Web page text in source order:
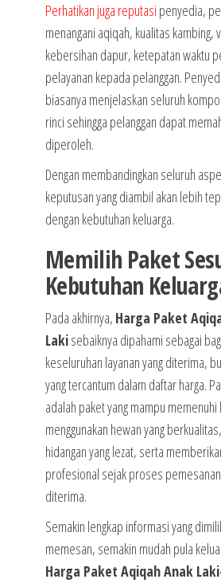
Perhatikan juga reputasi penyedia,
menangani aqiqah, kualitas kambing,
kebersihan dapur, ketepatan waktu
pelayanan kepada pelanggan.
biasanya menjelaskan seluruh
rinci sehingga pelanggan dapat
diperoleh.
Dengan membandingkan seluruh
keputusan yang diambil akan lebih
dengan kebutuhan keluarga.
Memilih Paket
Kebutuhan
Pada akhirnya, Harga Paket
Lakisebaiknya dipahami sebagai
keseluruhan layanan yang diterima,
yang tercantum dalam daftar harga.
adalah paket yang mampu
menggunakan hewan yang
hidangan yang lezat, serta
profesional sejak proses pemesanan
diterima.
Semakin lengkap informasi yang
memesan, semakin mudah pula
Harga Paket Aqiqah Anak